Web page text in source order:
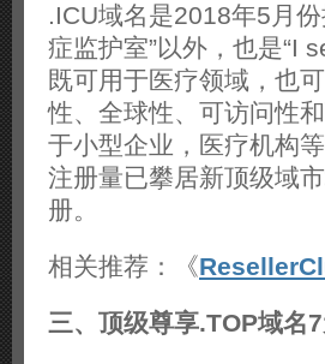
.ICU域名是2018年5月
症监护室”以外，也是“I
既可用于医疗领域，也
性、全球性、可访问性
于小型企业，医疗机构
注册量已攀居新顶级域
册。
相关推荐：《
三、顶级尊享.TOP域名